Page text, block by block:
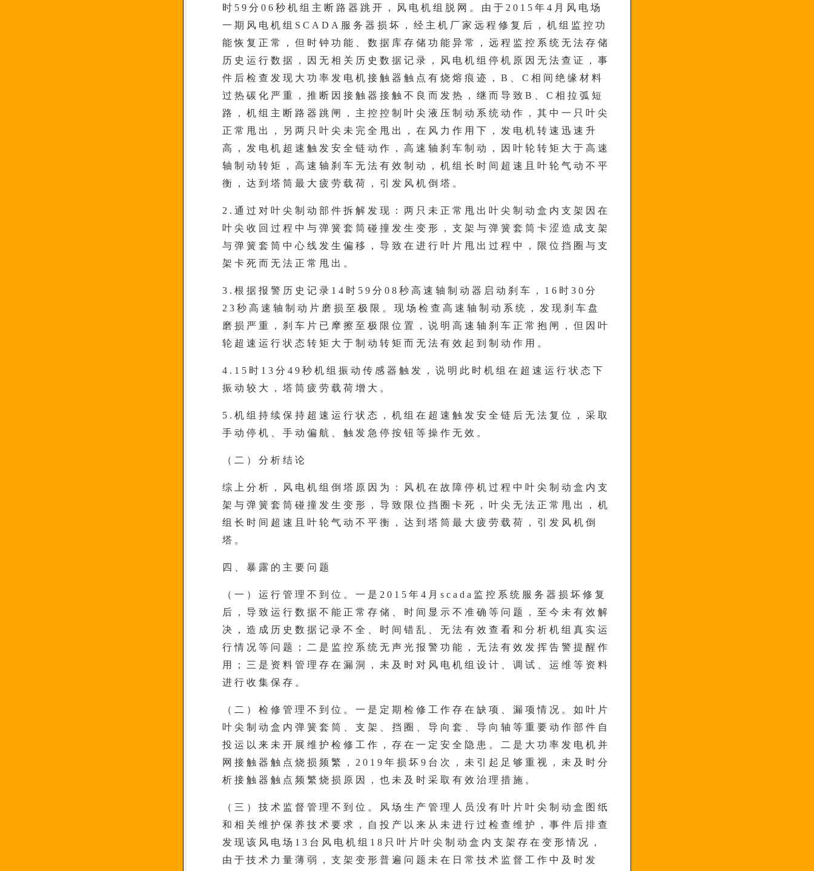
时59分06秒机组主断路器跳开，风电机组脱网。由于2015年4月风电场
一期风电机组SCADA服务器损坏，经主机厂家远程修复后，机组监控功
能恢复正常，但时钟功能、数据库存储功能异常，远程监控系统无法存储
历史运行数据，因无相关历史数据记录，风电机组停机原因无法查证，事
件后检查发现大功率发电机接触器触点有烧熔痕迹，B、C相间绝缘材料
过热碳化严重，推断因接触器接触不良而发热，继而导致B、C相拉弧短
路，机组主断路器跳闸，主控控制叶尖液压制动系统动作，其中一只叶尖
正常甩出，另两只叶尖未完全甩出，在风力作用下，发电机转速迅速升
高，发电机超速触发安全链动作，高速轴刹车制动，因叶轮转矩大于高速
轴制动转矩，高速轴刹车无法有效制动，机组长时间超速且叶轮气动不平
衡，达到塔筒最大疲劳载荷，引发风机倒塔。
2.通过对叶尖制动部件拆解发现：两只未正常甩出叶尖制动盒内支架因在
叶尖收回过程中与弹簧套筒碰撞发生变形，支架与弹簧套筒卡涩造成支架
与弹簧套筒中心线发生偏移，导致在进行叶片甩出过程中，限位挡圈与支
架卡死而无法正常甩出。
3.根据报警历史记录14时59分08秒高速轴制动器启动刹车，16时30分
23秒高速轴制动片磨损至极限。现场检查高速轴制动系统，发现刹车盘
磨损严重，刹车片已摩擦至极限位置，说明高速轴刹车正常抱闸，但因叶
轮超速运行状态转矩大于制动转矩而无法有效起到制动作用。
4.15时13分49秒机组振动传感器触发，说明此时机组在超速运行状态下
振动较大，塔筒疲劳载荷增大。
5.机组持续保持超速运行状态，机组在超速触发安全链后无法复位，采取
手动停机、手动偏航、触发急停按钮等操作无效。
（二）分析结论
综上分析，风电机组倒塔原因为：风机在故障停机过程中叶尖制动盒内支
架与弹簧套筒碰撞发生变形，导致限位挡圈卡死，叶尖无法正常甩出，机
组长时间超速且叶轮气动不平衡，达到塔筒最大疲劳载荷，引发风机倒
塔。
四、暴露的主要问题
（一）运行管理不到位。一是2015年4月scada监控系统服务器损坏修复
后，导致运行数据不能正常存储、时间显示不准确等问题，至今未有效解
决，造成历史数据记录不全、时间错乱、无法有效查看和分析机组真实运
行情况等问题；二是监控系统无声光报警功能，无法有效发挥告警提醒作
用；三是资料管理存在漏洞，未及时对风电机组设计、调试、运维等资料
进行收集保存。
（二）检修管理不到位。一是定期检修工作存在缺项、漏项情况。如叶片
叶尖制动盒内弹簧套筒、支架、挡圈、导向套、导向轴等重要动作部件自
投运以来未开展维护检修工作，存在一定安全隐患。二是大功率发电机并
网接触器触点烧损频繁，2019年损坏9台次，未引起足够重视，未及时分
析接触器触点频繁烧损原因，也未及时采取有效治理措施。
（三）技术监督管理不到位。风场生产管理人员没有叶片叶尖制动盒图纸
和相关维护保养技术要求，自投产以来从未进行过检查维护，事件后排查
发现该风电场13台风电机组18只叶片叶尖制动盒内支架存在变形情况，
由于技术力量薄弱，支架变形普遍问题未在日常技术监督工作中及时发